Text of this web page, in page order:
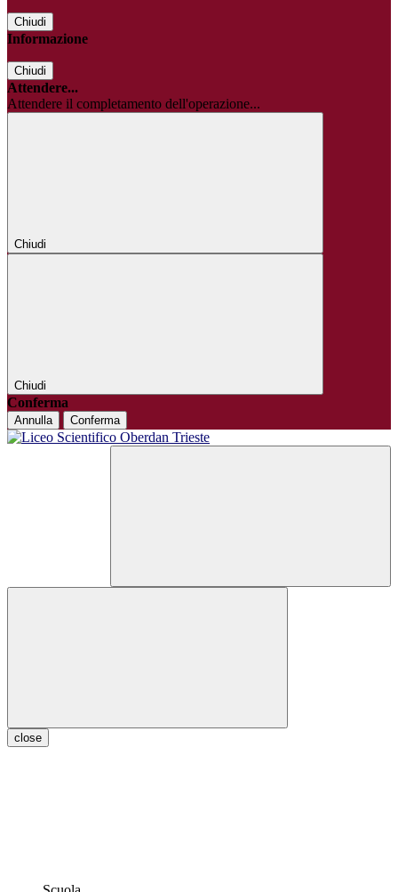
Chiudi
Informazione
Chiudi
Attendere...
Attendere il completamento dell'operazione...
Chiudi
Chiudi
Conferma
Annulla Conferma
close